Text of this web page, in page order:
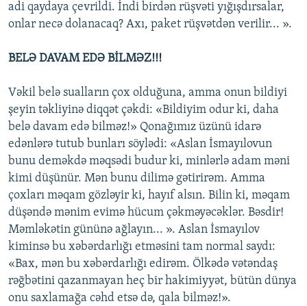
adi qaydaya çevrildi. İndi birdən rüşvəti yığışdırsalar,
onlar necə dolanacaq? Axı, paket rüşvətdən verilir... ».
BELƏ DAVAM EDƏ BİLMƏZ!!!
Vəkil belə sualların çox olduğuna, amma onun bildiyi
şeyin təkliyinə diqqət çəkdi: «Bildiyim odur ki, daha
belə davam edə bilməz!» Qonağımız üzünü idarə
edənlərə tutub bunları söylədi: «Aslan İsmayılovun
bunu deməkdə məqsədi budur ki, minlərlə adam məni
kimi düşünür. Mən bunu dilimə gətirirəm. Amma
çoxları məqam gözləyir ki, hayıf alsın. Bilin ki, məqam
düşəndə mənim evimə hücum çəkməyəcəklər. Bəsdir!
Məmləkətin gününə ağlayın... ». Aslan İsmayılov
kiminsə bu xəbərdarlığı etməsini tam normal saydı:
«Bax, mən bu xəbərdarlığı edirəm. Ölkədə vətəndaş
rəğbətini qazanmayan heç bir hakimiyyət, bütün dünya
onu saxlamağa cəhd etsə də, qala bilməz!».